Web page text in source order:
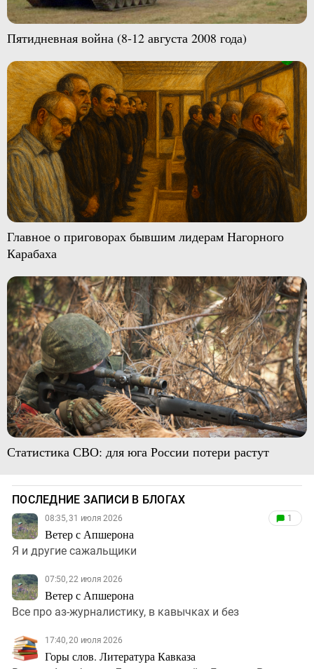
Пятидневная война (8-12 августа 2008 года)
Главное о приговорах бывшим лидерам Нагорного
Карабаха
Статистика СВО: для юга России потери растут
ПОСЛЕДНИЕ ЗАПИСИ В БЛОГАХ
08:35, 31 июля 2026
Ветер с Апшерона
1
Я и другие сажальщики
07:50, 22 июля 2026
Ветер с Апшерона
Все про аз-журналистику, в кавычках и без
17:40, 20 июля 2026
Горы слов. Литература Кавказа